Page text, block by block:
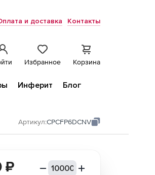
и доставка Контакты
Избранное Корзина
Инферит
Блог
Артикул:CPCFP6DCNV
₽